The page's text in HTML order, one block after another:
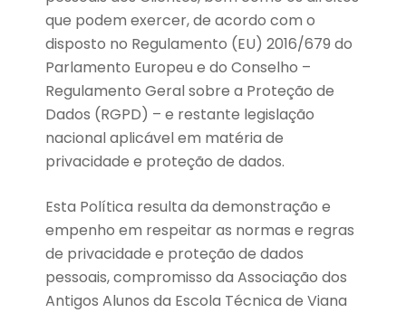
que podem exercer, de acordo com o
disposto no Regulamento (EU) 2016/679 do
Parlamento Europeu e do Conselho –
Regulamento Geral sobre a Proteção de
Dados (RGPD) – e restante legislação
nacional aplicável em matéria de
privacidade e proteção de dados.
Esta Política resulta da demonstração e
empenho em respeitar as normas e regras
de privacidade e proteção de dados
pessoais, compromisso da Associação dos
Antigos Alunos da Escola Técnica de Viana